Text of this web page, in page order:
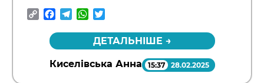
CopyFacebook
TelegramWhatsApp
ДЕТАЛЬНІШЕ →
Киселівська Анна 15:37 28.02.2025